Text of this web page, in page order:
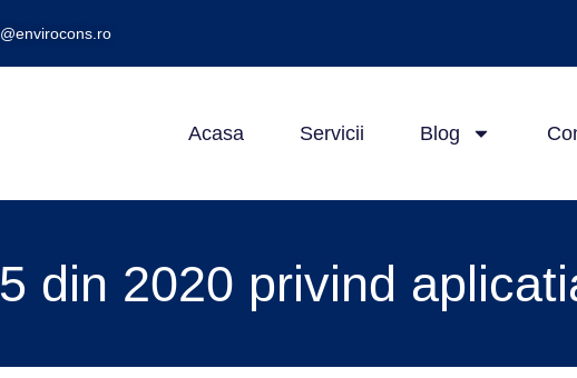
Acasa Servicii Blog
din 2020 privind